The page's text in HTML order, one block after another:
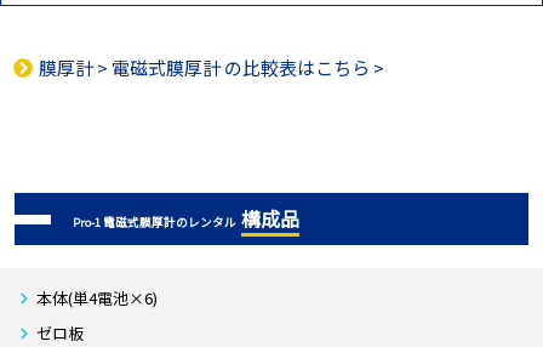
膜厚計> 電磁式膜厚計の比較表はこちら >
Pro-1 電磁式膜厚計のレンタル 構成品
本体(単4電池×6)
ゼロ板